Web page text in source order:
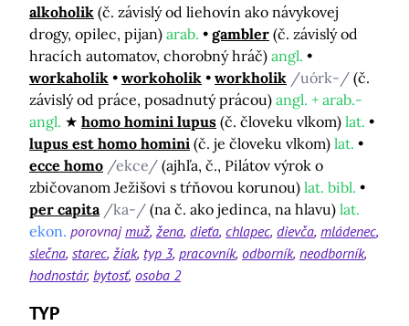
alkoholik (č. závislý od liehovín ako návykovej
drogy, opilec, pijan) arab. gambler (č. závislý od
hracích automatov, chorobný hráč) angl.
workaholik
workoholik workholik /uórk-/ (č.
závislý od práce, posadnutý prácou) angl. + arab.-
angl.
homo homini lupus (č. človeku vlkom) lat.
lupus est homo homini (č. je človeku vlkom) lat.
ecce homo /ekce/ (ajhľa, č., Pilátov výrok o
zbičovanom Ježišovi s tŕňovou korunou) lat. bibl.
per capita /ka-/ (na č. ako jedinca, na hlavu) lat.
ekon. porovnajmuž žena dieťa chlapec dievča mládenec
slečna starec žiak typ 3 pracovník odborník neodborník
hodnostár bytosť osoba 2
TYP